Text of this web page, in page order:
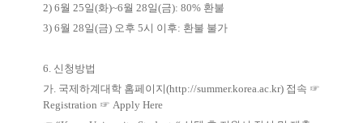
2) 6월 25일(화)~6월 28일(금): 80% 환불
3) 6월 28일(금) 오후 5시 이후: 환불 불가
6. 신청방법
가. 국제하계대학 홈페이지(http://summer.korea.ac.kr) 접속 ☞
Registration ☞ Apply Here